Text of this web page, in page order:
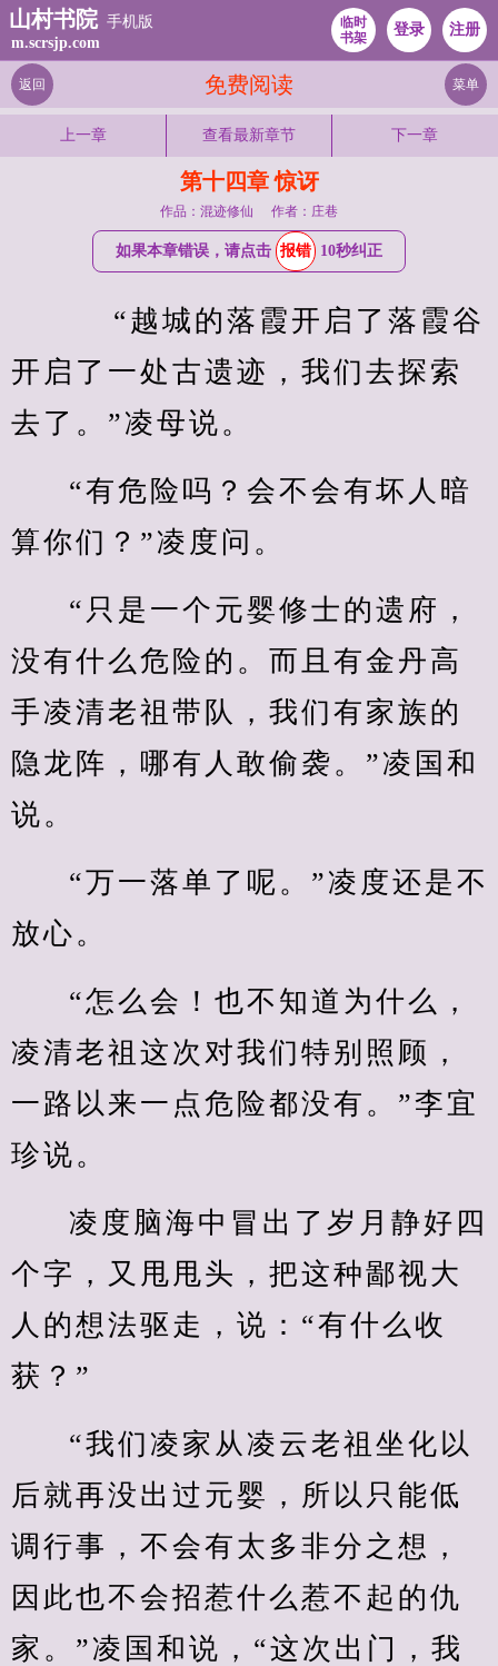
山村书院 手机版
m.scrsjp.com
临时
书架
登录 注册
免费阅读
返回 菜单
上一章 查看最新章节 下一章
第十四章 惊讶
作品：混迹修仙 作者：庄巷
如果本章错误，请点击 报错 10秒纠正
开启了一处古遗迹，我们去探索
去了。”凌母说。
“有危险吗？会不会有坏人暗
算你们？”凌度问。
“只是一个元婴修士的遗府，
没有什么危险的。而且有金丹高
手凌清老祖带队，我们有家族的
隐龙阵，哪有人敢偷袭。”凌国和
说。
“万一落单了呢。”凌度还是不
放心。
“怎么会！也不知道为什么，
凌清老祖这次对我们特别照顾，
一路以来一点危险都没有。”李宜
珍说。
凌度脑海中冒出了岁月静好四
个字，又甩甩头，把这种鄙视大
人的想法驱走，说：“有什么收
获？”
“我们凌家从凌云老祖坐化以
后就再没出过元婴，所以只能低
调行事，不会有太多非分之想，
因此也不会招惹什么惹不起的仇
家。”凌国和说，“这次出门，我